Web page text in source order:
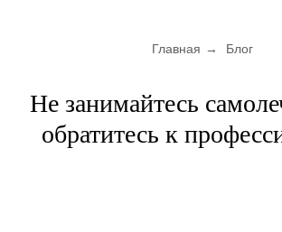
Главная → Блог
Не занимайтесь
обратитесь к